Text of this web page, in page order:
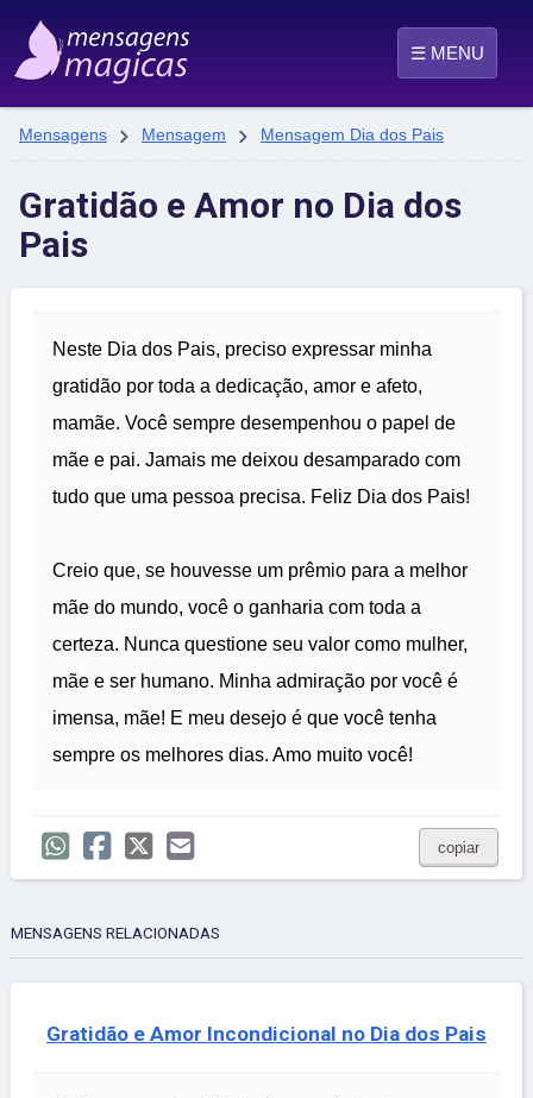
☰ MENU
Mensagens  Mensagem  Mensagem Dia dos Pais
Gratidão e Amor no Dia dos
Pais
Neste Dia dos Pais, preciso expressar minha
gratidão por toda a dedicação, amor e afeto,
mamãe. Você sempre desempenhou o papel de
mãe e pai. Jamais me deixou desamparado com
tudo que uma pessoa precisa. Feliz Dia dos Pais!
Creio que, se houvesse um prêmio para a melhor
mãe do mundo, você o ganharia com toda a
certeza. Nunca questione seu valor como mulher,
mãe e ser humano. Minha admiração por você é
imensa, mãe! E meu desejo é que você tenha
sempre os melhores dias. Amo muito você!
copiar
MENSAGENS RELACIONADAS
Gratidão e Amor Incondicional no Dia dos Pais